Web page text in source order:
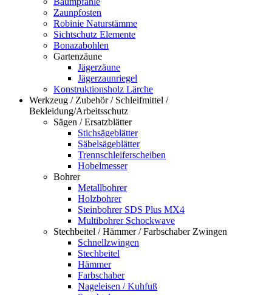
Zaunpfosten
Robinie Naturstämme
Sichtschutz Elemente
Bonazabohlen
Gartenzäune
Jägerzäune
Jägerzaunriegel
Konstruktionsholz Lärche
Werkzeug / Zubehör / Schleifmittel /
Bekleidung/Arbeitsschutz
Sägen / Ersatzblätter
Stichsägeblätter
Säbelsägeblätter
Trennschleiferscheiben
Hobelmesser
Bohrer
Metallbohrer
Holzbohrer
Steinbohrer SDS Plus MX4
Multibohrer Schockwave
Stechbeitel / Hämmer / Farbschaber Zwingen
Schnellzwingen
Stechbeitel
Hämmer
Farbschaber
Nageleisen / Kuhfuß